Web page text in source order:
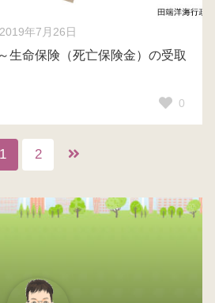
2019年7月26日
生命保険（死亡保険金）の受取
0
1 2